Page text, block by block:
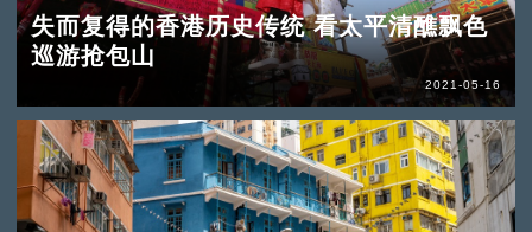
失而复得的香港历史传统 看太平清醮飘色
巡游抢包山
2021-05-16